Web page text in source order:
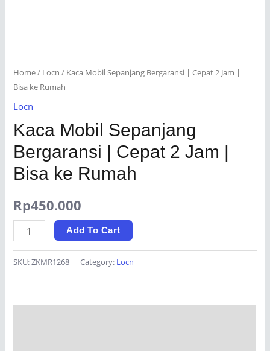
Home/ Locn / Kaca Mobil Sepanjang Bergaransi | Cepat 2 Jam |
Bisa ke Rumah
Locn
Kaca Mobil Sepanjang
Bergaransi | Cepat 2 Jam |
Bisa ke Rumah
Rp450.000
Kaca
Mobil
Sepanjang
Add To Cart
SKU:ZKMR1268 Category: Locn